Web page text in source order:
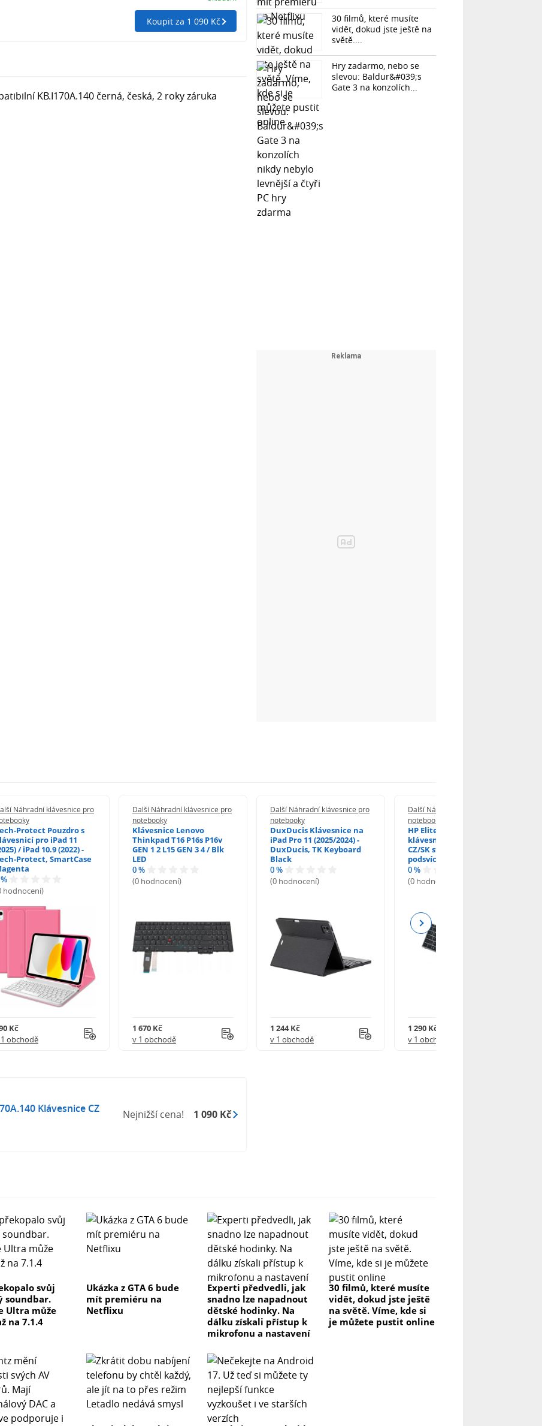
Koupit za 1 090 Kč
KB.I170A.140 černá, česká, 2 roky záruka
30 filmů, které musíte
vidět, dokud jste ještě na
světě....
Hry zadarmo, nebo se
slevou: Baldur&#039;s
Gate 3 na konzolích...
Náhradní klávesnice pro
Protect Pouzdro s
pro iPad 11
/ iPad 10.9 (2022) -
Protect, SmartCase
hodnocení)
Kč
obchodě
Další Náhradní klávesnice pro
notebooky
Klávesnice Lenovo
Thinkpad T16 P16s P16v
GEN 1 2 L15 GEN 3 4 / Blk
LED
0 %
(0 hodnocení)
1 670 Kč
v 1 obchodě
Další Náhradní klávesnice pro
notebooky
DuxDucis Klávesnice na
iPad Pro 11 (2025/2024) -
DuxDucis, TK Keyboard
Black
0 %
(0 hodnocení)
1 244 Kč
v 1 obchodě
Další Náhradní klávesnice pro
notebooky
HP EliteBook 840 G6
klávesnice na notebook
CZ/SK stříbrný rámeček,
podsvícená, Trackpoint
0 %
(0 hodnocení)
1 290 Kč
v 1 obchodě
Next
Klávesnice CZ
Nejnižší cena! 1 090 Kč
svůj
soundbar.
Ultra může
na 7.1.4
Ukázka z GTA 6 bude
mít premiéru na
Netflixu
Experti předvedli, jak
snadno lze napadnout
dětské hodinky. Na
dálku získali přístup k
mikrofonu a nastavení
30 filmů, které musíte
vidět, dokud jste ještě
na světě. Víme, kde si
je můžete pustit online